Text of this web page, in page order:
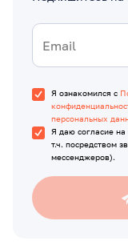
Я ознакомился с
персональных
Я даю согласие на
т.ч. посредством
мессенджеров).